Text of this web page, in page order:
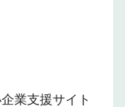
業支援サイト